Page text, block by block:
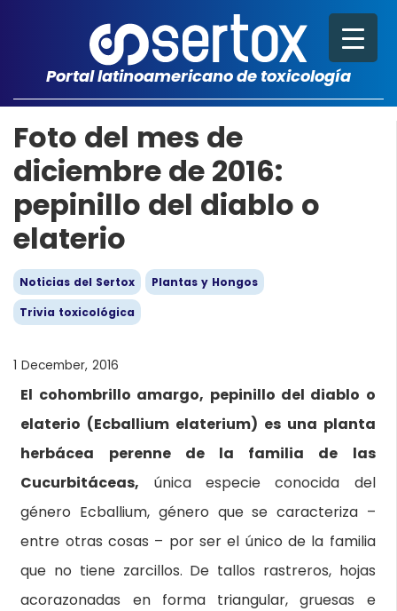
Portal latinoamericano de toxicología
Foto del mes de
diciembre de 2016:
pepinillo del diablo o
elaterio
Noticias del Sertox
Plantas y Hongos
Trivia toxicológica
1 December, 2016
El cohombrillo amargo, pepinillo del diablo o
elaterio (Ecballium elaterium) es una planta
herbácea perenne de la familia de las
Cucurbitáceas, única especie conocida del
género Ecballium, género que se caracteriza –
entre otras cosas – por ser el único de la familia
que no tiene zarcillos. De tallos rastreros, hojas
acorazonadas en forma triangular, gruesas e